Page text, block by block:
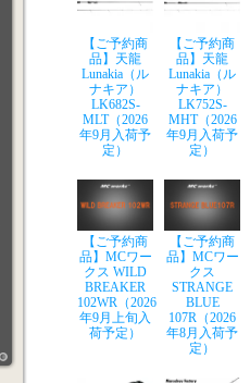
【ご予約商
品】天龍
Lunakia（ル
ナキア）
LK682S-
MLT（2026
年9月入荷予
定）
【ご予約商
品】天龍
Lunakia（ル
ナキア）
LK752S-
MHT（2026
年9月入荷予
定）
【ご予約商
品】MCワー
クス WILD
BREAKER
102WR（2026
年9月上旬入
荷予定）
【ご予約商
品】MCワー
クス
STRANGE
BLUE
107R（2026
年8月入荷予
定）